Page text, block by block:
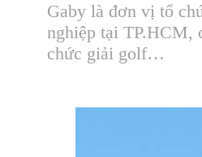
Gaby là đơn vị tổ
nghiệp tại TP.HCM,
chức giải golf…